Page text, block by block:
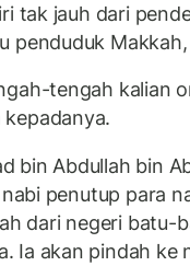
tak jauh dari
penduduk
tengah kalian
bin Abdullah bin
penutup para
dari negeri batu-
Ia akan pindah ke